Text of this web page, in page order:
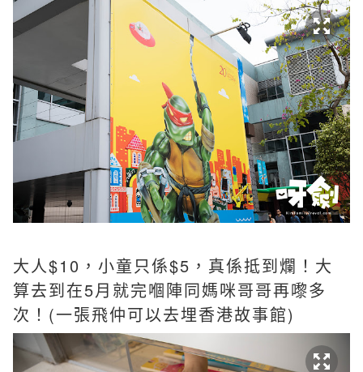
大人$10，小童只係$5，真係抵到爛！大
算去到在5月就完嗰陣同媽咪哥哥再嚟多
次！(一張飛仲可以去埋香港故事館)